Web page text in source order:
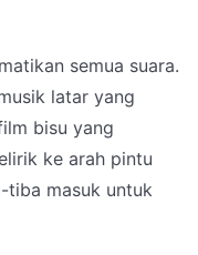
semua suara.
latar yang
bisu yang
ke arah pintu
tiba masuk untuk